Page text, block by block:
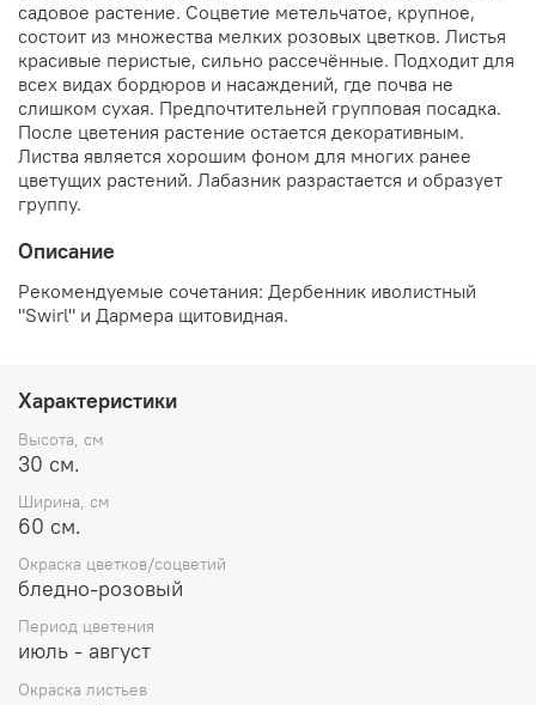
садовое растение. Соцветие метельчатое, крупное,
состоит из множества мелких розовых цветков. Листья
красивые перистые, сильно рассечённые. Подходит для
всех видах бордюров и насаждений, где почва не
слишком сухая. Предпочтительней групповая посадка.
После цветения растение остается декоративным.
Листва является хорошим фоном для многих ранее
цветущих растений. Лабазник разрастается и образует
группу.
Описание
Рекомендуемые сочетания: Дербенник иволистный
"Swirl" и Дармера щитовидная.
Характеристики
Высота, см
30 см.
Ширина, см
60 см.
Окраска цветков/соцветий
бледно-розовый
Период цветения
июль - август
Окраска листьев